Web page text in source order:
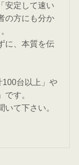
安定して速い
の方にも分か
に、本質を伝
100台以上」や
です。
て下さい。